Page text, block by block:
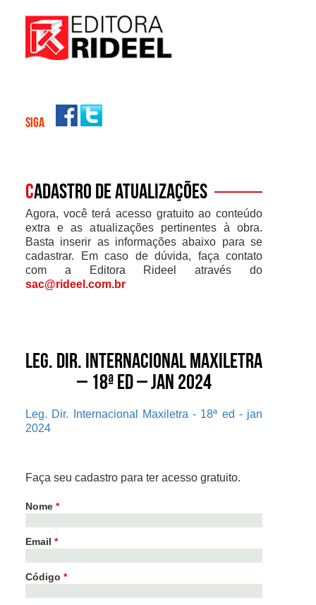
SIGA
Cadastro de atualizações
Agora, você terá acesso gratuito ao conteúdo
extra e as atualizações pertinentes à obra.
Basta inserir as informações abaixo para se
cadastrar. Em caso de dúvida, faça contato
com a Editora Rideel através do
sac@rideel.com.br
Leg. Dir. Internacional Maxiletra
– 18ª ed – jan 2024
Leg. Dir. Internacional Maxiletra - 18ª ed - jan
2024
Faça seu cadastro para ter acesso gratuito.
Nome *
Email *
Código *